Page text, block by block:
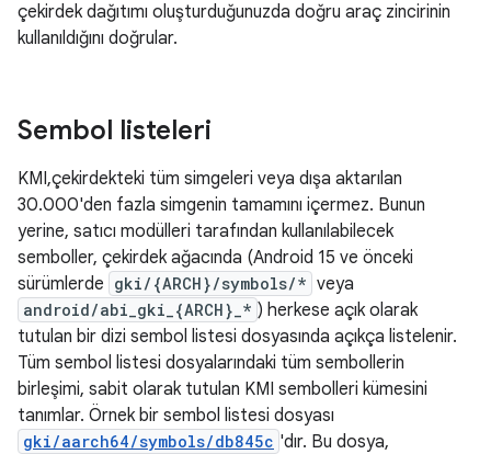
çekirdek dağıtımı oluşturduğunuzda doğru araç zincirinin
kullanıldığını doğrular.
Sembol listeleri
KMI,çekirdekteki tüm simgeleri veya dışa aktarılan
30.000'den fazla simgenin tamamını içermez. Bunun
yerine, satıcı modülleri tarafından kullanılabilecek
semboller, çekirdek ağacında (Android 15 ve önceki
sürümlerde gki/{ARCH}/symbols/* veya
android/abi_gki_{ARCH}_* ) herkese açık olarak
tutulan bir dizi sembol listesi dosyasında açıkça listelenir.
Tüm sembol listesi dosyalarındaki tüm sembollerin
birleşimi, sabit olarak tutulan KMI sembolleri kümesini
tanımlar. Örnek bir sembol listesi dosyası
gki/aarch64/symbols/db845c 'dır. Bu dosya,